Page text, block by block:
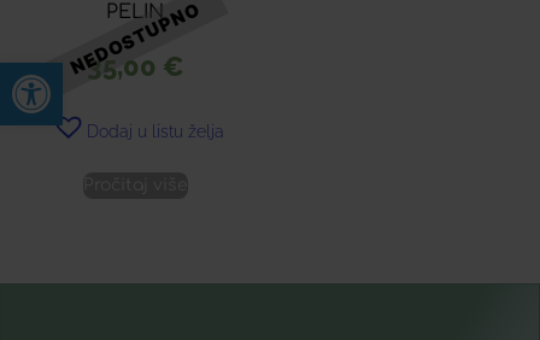
PELIN
35,00 €
Dodaj u listu želja
Open toolbar